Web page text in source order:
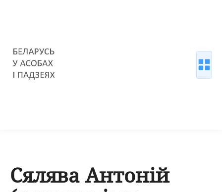
Сялява Антоній